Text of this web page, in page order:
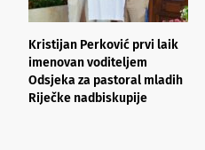
Kristijan Perković prvi laik
imenovan voditeljem
Odsjeka za pastoral mladih
Riječke nadbiskupije